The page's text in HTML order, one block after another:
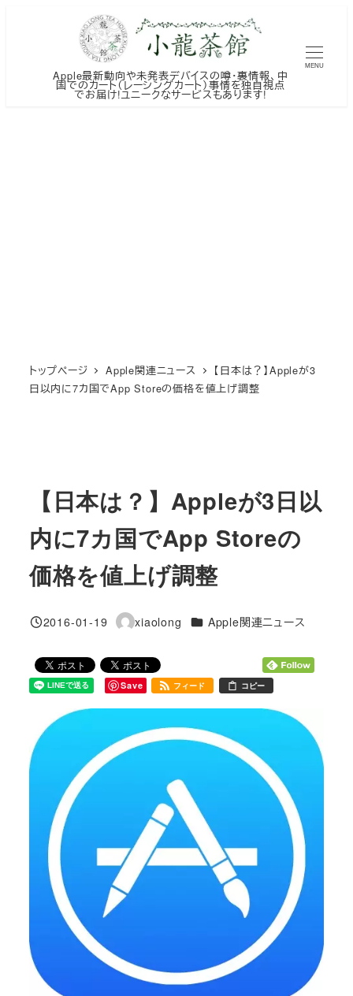
Apple最新動向や未発表デバイスの噂・裏情報、中
国でのカート（レーシングカート）事情を独自視点
でお届け!ユニークなサービスもあります!
MENU
トップページ Apple関連ニュース
【日本は？】Appleが3
日以内に7カ国でApp Storeの価格を値上げ調整
【日本は？】Appleが3日以
内に7カ国でApp Storeの
価格を値上げ調整
投稿日
2016-01-19
著
xiaolong カテゴリー
Apple関連ニュース
Save フィード コピー